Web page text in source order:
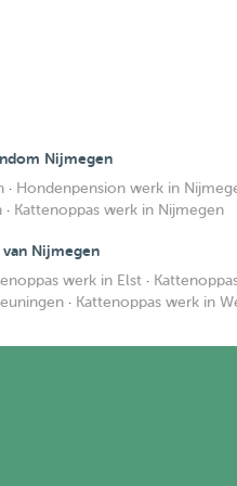
Nijmegen
· Hondenpension werk in
· Kattenoppas werk in Nijmegen
Nijmegen
werk in Elst ·
· Kattenoppas werk in